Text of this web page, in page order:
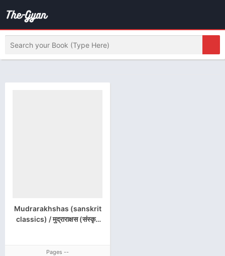
Mudrarakhshas (sanskrit
classics) / मुद्राराक्षस (संस्कृत
Pages --